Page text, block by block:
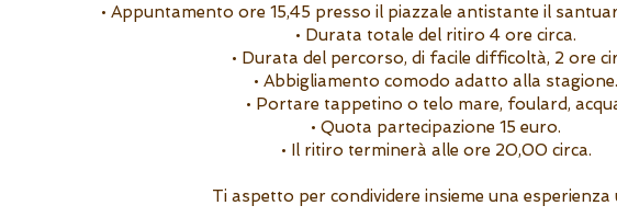
​​• Appuntamento ore 15,45 presso il piazzale antistante il
• Durata totale del ritiro 4 ore circa.
• Durata del percorso, di facile difficoltà, 2 ore
• Abbigliamento comodo adatto alla stagione.
• Portare tappetino o telo mare, foulard,
• Quota partecipazione 15 euro.
• Il ritiro terminerà alle ore 20,00 circa.
Ti aspetto per condividere insieme una esperienza